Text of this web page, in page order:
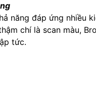
năng đáp ứng nhiều
chí là scan màu,
tức.